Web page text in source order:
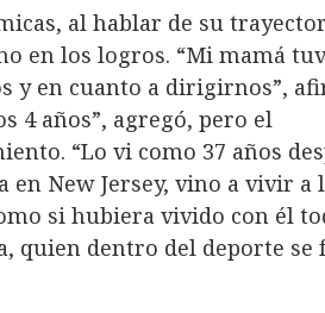
al hablar de su
en los logros. “Mi mamá
y en cuanto a dirigirnos”,
4 años”, agregó, pero el
“Lo vi como 37 años
New Jersey, vino a vivir a
si hubiera vivido con él
quien dentro del deporte se